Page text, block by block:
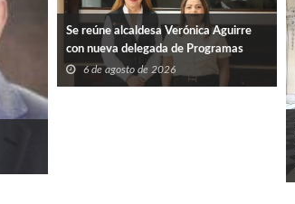
Se reúne alcaldesa Verónica Aguirre
con nueva delegada de Programas
Federales en Tamaulipas
6 de agosto de 2026